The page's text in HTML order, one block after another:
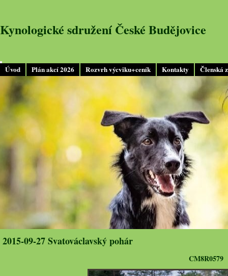
Úvod Plán akcí 2026 Rozvrh výcviku+ceník Kontakty Členská
Kynologické sdružení České Budějovice
2015-09-27 Svatováclavský pohár
CM8R0579